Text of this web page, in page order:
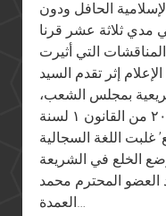
الحافل ودون
مدي ثلاثة عشر قرنا
التي أثيرت
إثر تقدم السيد
بمجلس الشعب،
بمشروع قانون لإلغاء المادة ٢٠ من القانون ١ لسنة
غلبت اللغة السجالية
الخلع في الشريعة
العضو المحترم محمد
العمدة…